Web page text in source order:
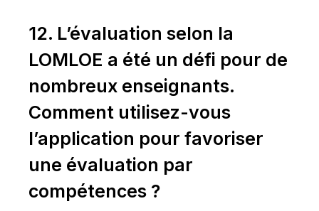
12. L’évaluation selon la
LOMLOE a été un défi pour de
nombreux enseignants.
Comment utilisez-vous
l’application pour favoriser
une évaluation par
compétences ?